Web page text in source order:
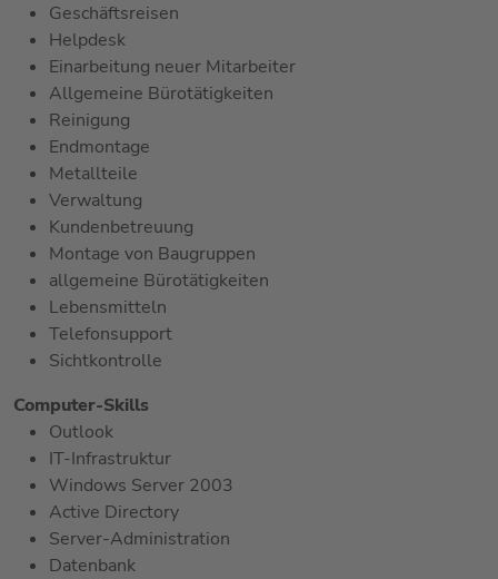
Geschäftsreisen
Helpdesk
Einarbeitung neuer Mitarbeiter
Allgemeine Bürotätigkeiten
Reinigung
Endmontage
Metallteile
Verwaltung
Kundenbetreuung
Montage von Baugruppen
allgemeine Bürotätigkeiten
Lebensmitteln
Telefonsupport
Sichtkontrolle
Computer-Skills
Outlook
IT-Infrastruktur
Windows Server 2003
Active Directory
Server-Administration
Datenbank